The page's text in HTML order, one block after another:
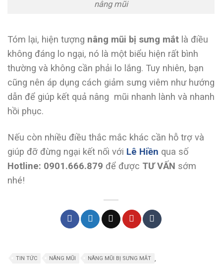
nâng mũi
Tóm lại, hiện tượng nâng mũi bị sưng mắt là điều
không đáng lo ngại, nó là một biểu hiện rất bình
thường và không cần phải lo lắng. Tuy nhiên, bạn
cũng nên áp dụng cách giảm sưng viêm như hướng
dẫn để giúp kết quả nâng mũi nhanh lành và nhanh
hồi phục.
Nếu còn nhiều điều thắc mắc khác cần hỗ trợ và
giúp đỡ đừng ngại kết nối với Lê Hiền qua số
Hotline: 0901.666.879 để được TƯ VẤN sớm
nhé!
TIN TỨC NÂNG MŨI ,
NÂNG MŨI BỊ SƯNG MẮT